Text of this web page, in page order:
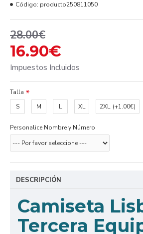
16.90€
28.00€
Impuestos Incluidos
Código: producto250811050
Talla
S
M L XL 2XL (+1.00€)
Personalice Nombre y Número
DESCRIPCIÓN
Camiseta
Tercera